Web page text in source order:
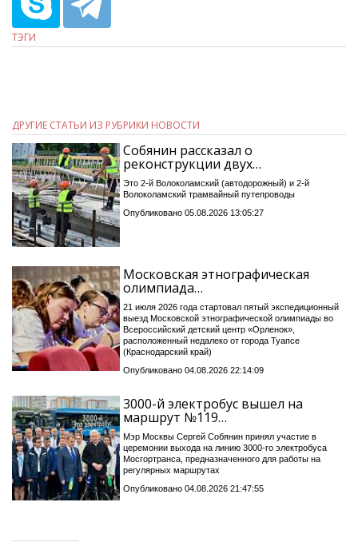
ТЭГИ
ДРУГИЕ СТАТЬИ ИЗ РУБРИКИ НОВОСТИ
Собянин рассказал о
реконструкции двух…
Это 2-й Волоколамский (автодорожный) и 2-й
Волоколамский трамвайный путепроводы
Опубликовано 05.08.2026 13:05:27
Московская этнографическая
олимпиада…
21 июля 2026 года стартовал пятый экспедиционный
выезд Московской этнографической олимпиады во
Всероссийский детский центр «Орленок»,
расположенный недалеко от города Туапсе
(Краснодарский край)
Опубликовано 04.08.2026 22:14:09
3000-й электробус вышел на
маршрут №119…
Мэр Москвы Сергей Собянин принял участие в
церемонии выхода на линию 3000-го электробуса
Мосгортранса, предназначенного для работы на
регулярных маршрутах
Опубликовано 04.08.2026 21:47:55